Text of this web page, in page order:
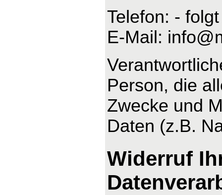
Telefon: -
E-Mail:
Person, die
Zwecke und
Daten (z.B.
Widerruf